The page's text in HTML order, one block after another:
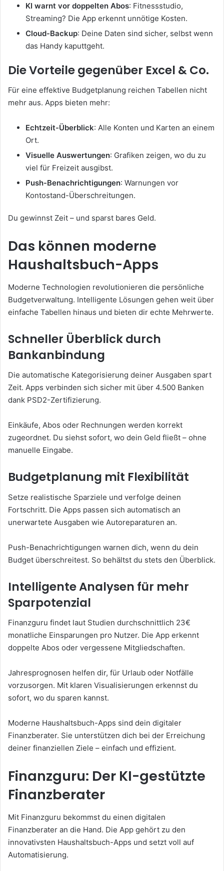
KI warnt vor doppelten Abos: Fitnessstudio,
Streaming? Die App erkennt unnötige Kosten.
Cloud-Backup: Deine Daten sind sicher, selbst wenn
das Handy kaputtgeht.
Die Vorteile gegenüber Excel & Co.
Für eine effektive Budgetplanung reichen Tabellen nicht
mehr aus. Apps bieten mehr:
Echtzeit-Überblick: Alle Konten und Karten an einem
Ort.
Visuelle Auswertungen: Grafiken zeigen, wo du zu
viel für Freizeit ausgibst.
Push-Benachrichtigungen: Warnungen vor
Kontostand-Überschreitungen.
Du gewinnst Zeit – und sparst bares Geld.
Das können moderne
Haushaltsbuch-Apps
Moderne Technologien revolutionieren die persönliche
Budgetverwaltung. Intelligente Lösungen gehen weit über
einfache Tabellen hinaus und bieten dir echte Mehrwerte.
Schneller Überblick durch
Bankanbindung
Die automatische Kategorisierung deiner Ausgaben spart
Zeit. Apps verbinden sich sicher mit über 4.500 Banken
dank PSD2-Zertifizierung.
Einkäufe, Abos oder Rechnungen werden korrekt
zugeordnet. Du siehst sofort, wo dein Geld fließt – ohne
manuelle Eingabe.
Budgetplanung mit Flexibilität
Setze realistische Sparziele und verfolge deinen
Fortschritt. Die Apps passen sich automatisch an
unerwartete Ausgaben wie Autoreparaturen an.
Push-Benachrichtigungen warnen dich, wenn du dein
Budget überschreitest. So behältst du stets den Überblick.
Intelligente Analysen für mehr
Sparpotenzial
Finanzguru findet laut Studien durchschnittlich 23€
monatliche Einsparungen pro Nutzer. Die App erkennt
doppelte Abos oder vergessene Mitgliedschaften.
Jahresprognosen helfen dir, für Urlaub oder Notfälle
vorzusorgen. Mit klaren Visualisierungen erkennst du
sofort, wo du sparen kannst.
Moderne Haushaltsbuch-Apps sind dein digitaler
Finanzberater. Sie unterstützen dich bei der Erreichung
deiner finanziellen Ziele – einfach und effizient.
Finanzguru: Der KI-gestützte
Finanzberater
Mit Finanzguru bekommst du einen digitalen
Finanzberater an die Hand. Die App gehört zu den
innovativsten Haushaltsbuch-Apps und setzt voll auf
Automatisierung.